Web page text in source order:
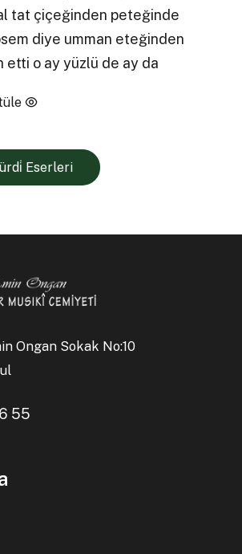
tat çiçeğinden peteğinde
diye umman eteğinden
etti o ay yüzlü de ay da
Eserleri
Ongan Sokak No:10
55